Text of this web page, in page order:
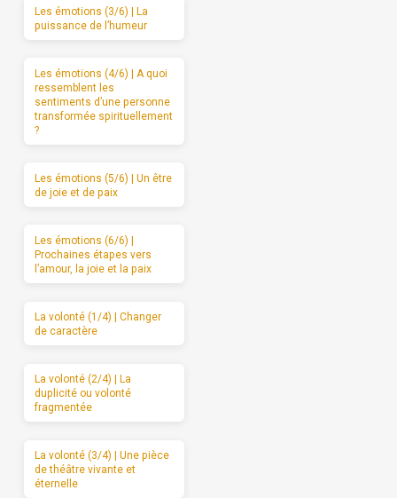
Les émotions (3/6) | La
puissance de l’humeur
Les émotions (4/6) | A quoi
ressemblent les
sentiments d’une personne
transformée spirituellement
?
Les émotions (5/6) | Un être
de joie et de paix
Les émotions (6/6) |
Prochaines étapes vers
l’amour, la joie et la paix
La volonté (1/4) | Changer
de caractère
La volonté (2/4) | La
duplicité ou volonté
fragmentée
La volonté (3/4) | Une pièce
de théâtre vivante et
éternelle